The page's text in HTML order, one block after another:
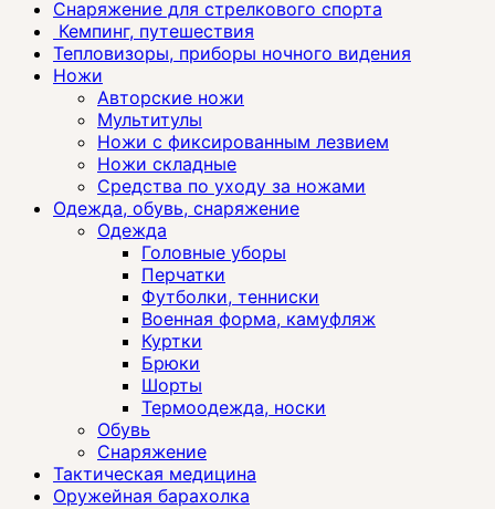
Снаряжение для стрелкового спорта
Кемпинг, путешествия
Тепловизоры, приборы ночного видения
Ножи
Авторские ножи
Мультитулы
Ножи с фиксированным лезвием
Ножи складные
Средства по уходу за ножами
Одежда, обувь, снаряжение
Одежда
Головные уборы
Перчатки
Футболки, тенниски
Военная форма, камуфляж
Куртки
Брюки
Шорты
Термоодежда, носки
Обувь
Снаряжение
Тактическая медицина
Оружейная барахолка